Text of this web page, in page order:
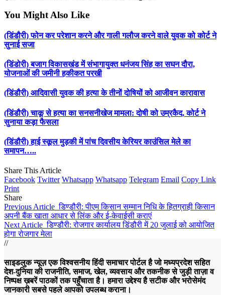
You Might Also Like
(डिंडौरी) फोन कर परेशान करने और गाली गलौज करने वाले युवक को कोर्ट ने
सुनाई सजा
(डिंडोरी) बजाग विकासखंड में संभागायुक्त धनंजय सिंह का सघन दौरा,
योजनाओं की जमीनी हकीकत परखी
(डिंडौरी) आदिवासी युवक की हत्या के तीनों दोषियों को आजीवन कारावास
(डिंडौरी) चाकू से हत्या का सनसनीखेज मामला: दोषी को उम्रकैद, कोर्ट ने
सुनाया कड़ा फैसला
(डिंडौरी) हाई स्कूल मुड़की में पांच दिवसीय केरियर काउंसिल मेले का
समापन…..
Share This Article
Facebook Twitter Whatsapp Whatsapp Telegram Email Copy Link
Print
Share
Previous Article डिण्‍डौरी: पीएम किसान सम्मान निधि के हितग्राही किसान
अपनी बैंक खाता आधार से लिंक और ई-केवाईसी कराएं
Next Article डिण्‍डौरी: रोजगार कार्यालय डिंडौरी में 20 जुलाई को आयोजित
होगा रोजगार मेला
//
साइडलुक न्यूज़ एक विश्वसनीय हिंदी समाचार पोर्टल है जो मध्यप्रदेश सहित
देश-दुनिया की राजनीति, समाज, खेल, व्यवसाय और तकनीक से जुड़ी ताज़ा व
निष्पक्ष ख़बरें पाठकों तक पहुँचाता है। हमारा उद्देश्य है सटीक और भरोसेमंद
जानकारी सबसे पहले आपको उपलब्ध कराना।